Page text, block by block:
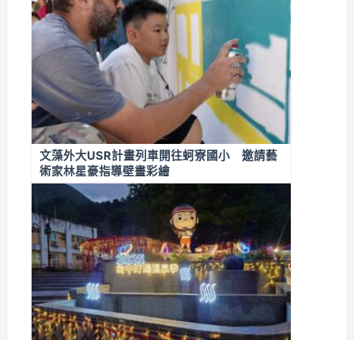
文藻外大USR計畫列車開往蚵寮國小 邀請藝
術家林星豪指導壁畫彩繪